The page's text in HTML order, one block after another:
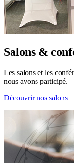
Salons &
Les salons et les
nous avons participé.
Découvrir nos salons